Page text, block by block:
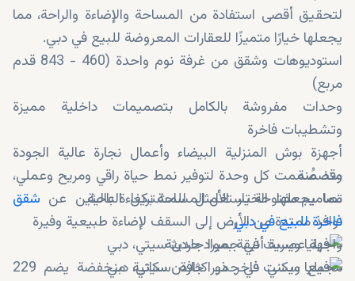
لتحقيق أقصى استفادة من المساحة والإضاءة والراحة، مما
يجعلها خيارًا متميزًا للعقارات المعروضة للبيع في دبي.
استوديوهات وشقق من غرفة نوم واحدة (460 - 843 قدم
مربع)
وحدات مفروشة بالكامل بتصميمات داخلية مميزة
وتشطيبات فاخرة
أجهزة بوش المنزلية البيضاء وأعمال نجارة عالية الجودة
متضمنة
تصاميم مفتوحة تستغل المساحة بكفاءة عالية
نوافذ ممتدة من الأرض إلى السقف لإضاءة طبيعية وفيرة
واجهة عصرية أنيقة بمواد حديثة
مجمع سكني فاخر ذو كثافة سكانية منخفضة يضم 229
وقد صُممت كل وحدة لتوفير نمط حياة راقي ومريح وعملي،
مما يجعلها الخيار الأمثل للمشترين الباحثين عن شقق
فاخرة للبيع في دبي.